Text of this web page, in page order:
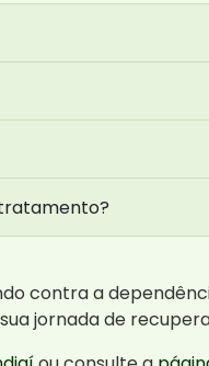
contra a
jornada de